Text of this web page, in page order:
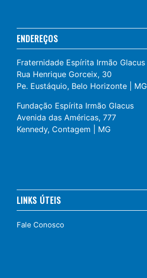
ENDEREÇOS
Fraternidade Espírita Irmão Glacus
Rua Henrique Gorceix, 30
Pe. Eustáquio, Belo Horizonte | MG
Fundação Espírita Irmão Glacus
Avenida das Américas, 777
Kennedy, Contagem | MG
LINKS ÚTEIS
Fale Conosco